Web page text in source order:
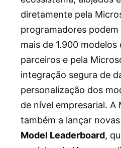
diretamente pela
programadores
mais de 1.900
parceiros e pela
integração segura de
personalização dos
de nível empresarial.
também a lançar
Model Leaderboard,